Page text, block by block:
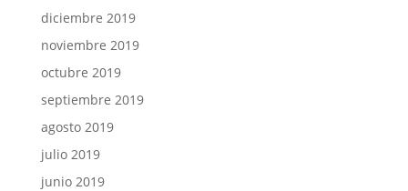
diciembre 2019
noviembre 2019
octubre 2019
septiembre 2019
agosto 2019
julio 2019
junio 2019